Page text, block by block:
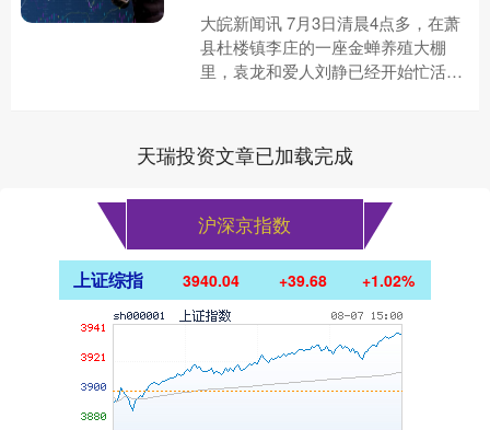
大皖新闻讯 7月3日清晨4点多，在萧
县杜楼镇李庄的一座金蝉养殖大棚
里，袁龙和爱人刘静已经开始忙活起
天瑞投资文章已加载完成
沪深京指数
上证综指 3940.04 +39.68 +1.02%